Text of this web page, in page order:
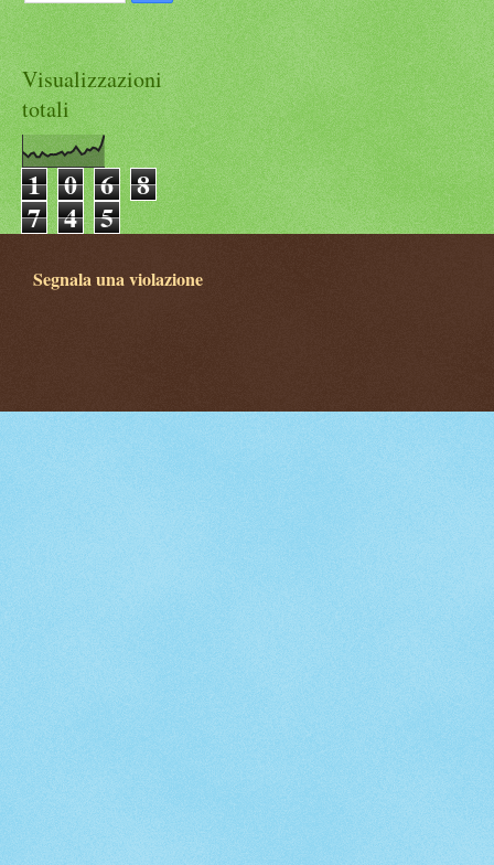
Visualizzazioni
totali
1 0 6 8
7 4 5
Segnala una violazione